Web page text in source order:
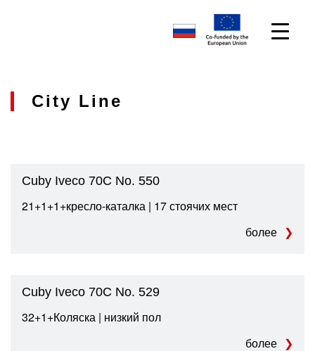
City Line
Cuby Iveco 70C No. 550
21+1+1+кресло-каталка | 17 стоячих мест
более
Cuby Iveco 70C No. 529
32+1+Коляска | низкий пол
более